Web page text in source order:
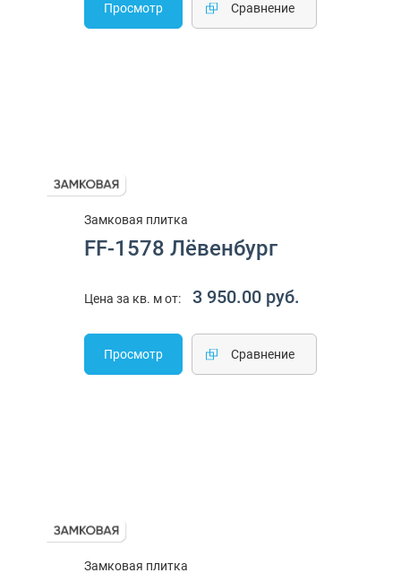
Просмотр Cравнение
Замковая плитка
FF-1578 Лёвенбург
Цена за кв. м от: 3 950.00 руб.
Просмотр Cравнение
Замковая плитка